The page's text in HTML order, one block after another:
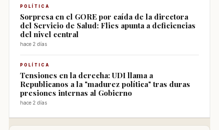
POLÍTICA
Sorpresa en el GORE por caída de la directora
del Servicio de Salud: Flies apunta a deficiencias
del nivel central
hace 2 días
POLÍTICA
Tensiones en la derecha: UDI llama a
Republicanos a la "madurez política" tras duras
presiones internas al Gobierno
hace 2 días